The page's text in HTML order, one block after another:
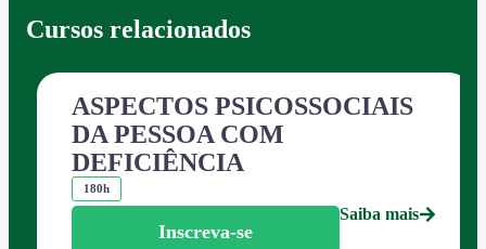
Cursos relacionados
ASPECTOS PSICOSSOCIAIS
DA PESSOA COM
DEFICIÊNCIA
180h
Inscreva-se
Saiba mais